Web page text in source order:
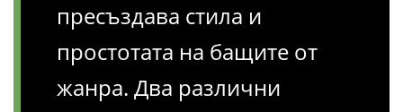
пресъздава стила и
простотата на бащите от
жанра. Два различни